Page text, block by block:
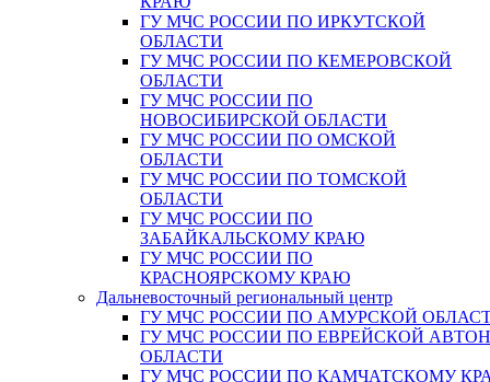
ГУ МЧС РОССИИ ПО ИРКУТСКОЙ
ОБЛАСТИ
ГУ МЧС РОССИИ ПО КЕМЕРОВСКОЙ
ОБЛАСТИ
ГУ МЧС РОССИИ ПО
НОВОСИБИРСКОЙ ОБЛАСТИ
ГУ МЧС РОССИИ ПО ОМСКОЙ
ОБЛАСТИ
ГУ МЧС РОССИИ ПО ТОМСКОЙ
ОБЛАСТИ
ГУ МЧС РОССИИ ПО
ЗАБАЙКАЛЬСКОМУ КРАЮ
ГУ МЧС РОССИИ ПО
КРАСНОЯРСКОМУ КРАЮ
Дальневосточный региональный центр
ГУ МЧС РОССИИ ПО АМУРСКОЙ
ГУ МЧС РОССИИ ПО ЕВРЕЙСКОЙ
ОБЛАСТИ
ГУ МЧС РОССИИ ПО КАМЧАТСКОМУ